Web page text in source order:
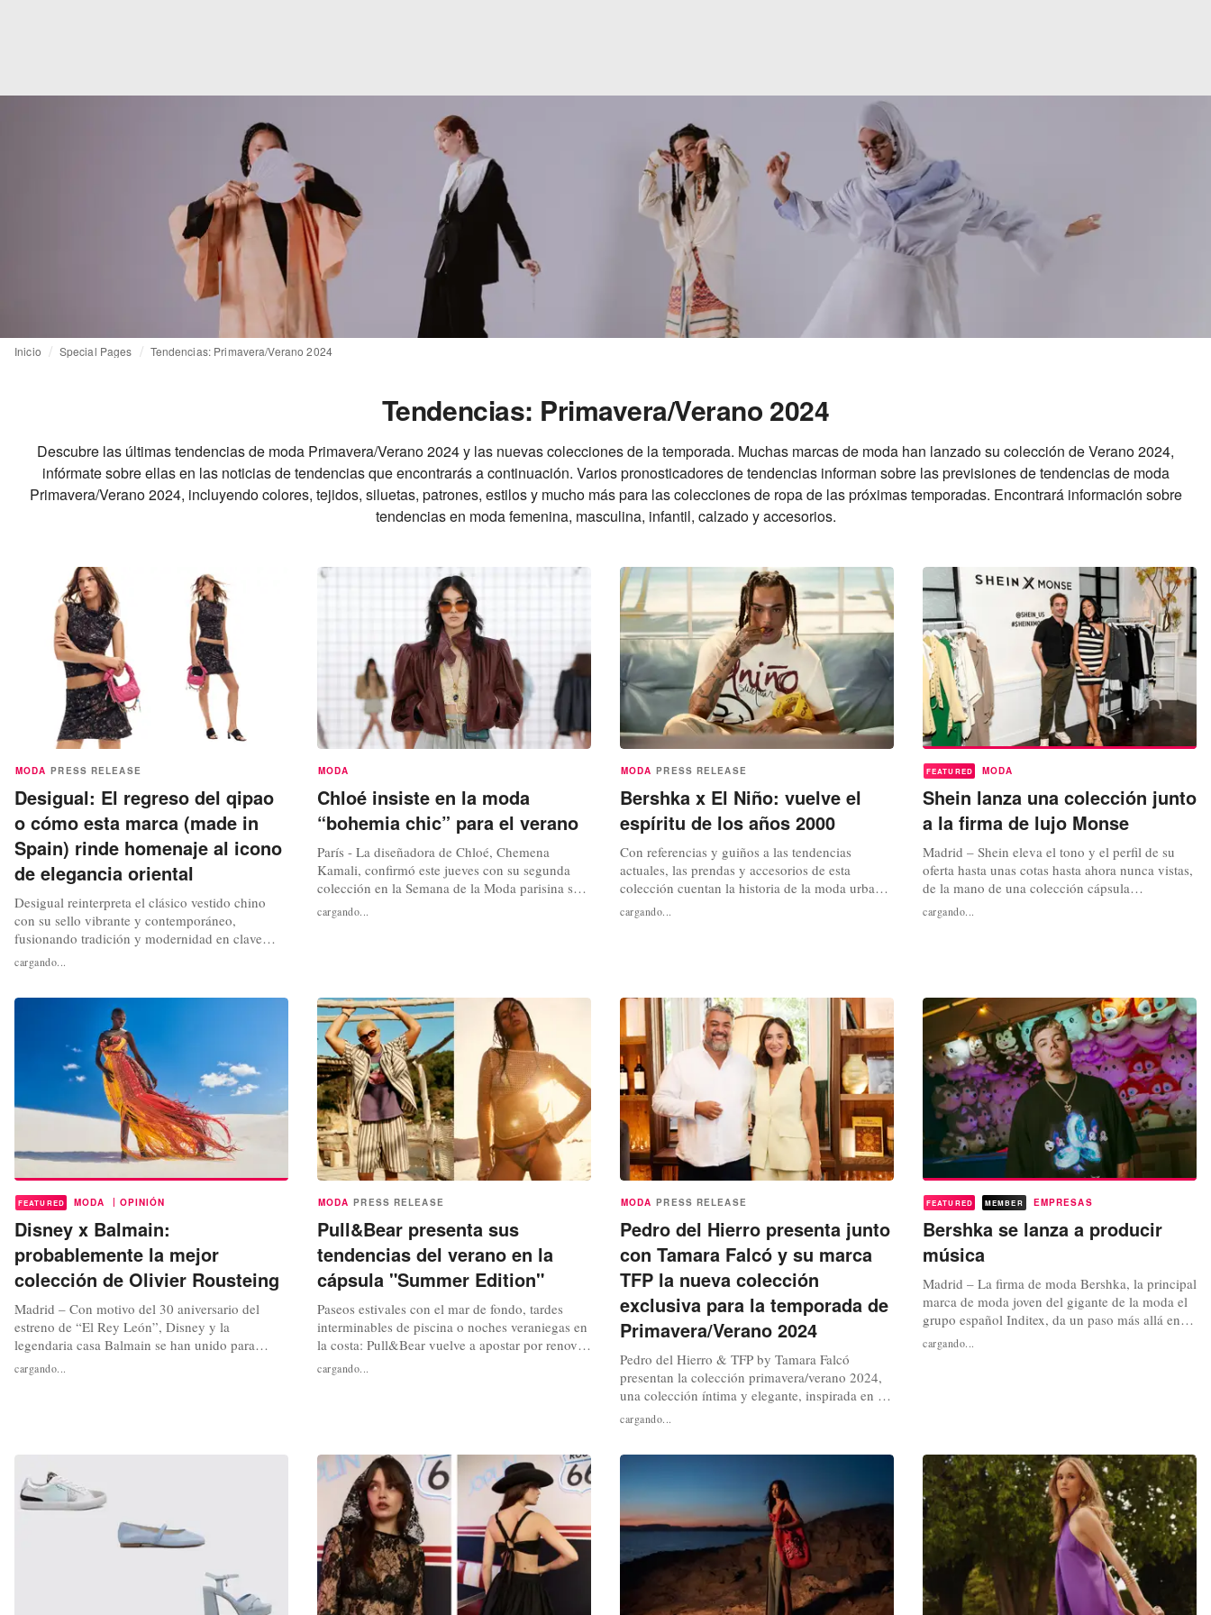
Inicio Special Pages Tendencias: Primavera/Verano 2024
Tendencias: Primavera/Verano 2024
Descubre las últimas tendencias de moda Primavera/Verano 2024 y las nuevas colecciones de la temporada. Muchas marcas de moda han lanzado su colección de Verano 2024,
infórmate sobre ellas en las noticias de tendencias que encontrarás a continuación. Varios pronosticadores de tendencias informan sobre las previsiones de tendencias de moda
Primavera/Verano 2024, incluyendo colores, tejidos, siluetas, patrones, estilos y mucho más para las colecciones de ropa de las próximas temporadas. Encontrará información sobre
tendencias en moda femenina, masculina, infantil, calzado y accesorios.
MODA PRESS RELEASE
Desigual: El regreso del qipao
o cómo esta marca (made in
Spain) rinde homenaje al icono
de elegancia oriental
Desigual reinterpreta el clásico vestido chino
con su sello vibrante y contemporáneo,
fusionando tradición y modernidad en clave
primavera-verano 2026 Hay prendas que,
temporada tras temporada, reaparecen en el
Siluetas que resurgen cuando menos se espera y
que, pese al paso del tiempo, conservan...
cargando...
MODA
Chloé insiste en la moda
“bohemia chic” para el verano
París - La diseñadora de Chloé, Chemena
Kamali, confirmó este jueves con su segunda
colección en la Semana de la Moda parisina su
vuelta a las raíces "bohemia chic" de la marca,
con un desfile fresco y soleado. En Chloé, como
cargando...
MODA PRESS RELEASE
Bershka x El Niño: vuelve el
espíritu de los años 2000
Con referencias y guiños a las tendencias
actuales, las prendas y accesorios de esta
colección cuentan la historia de la moda urbana
y la cultura del surf. Tarifa, 1999. En la
intersección de la rebeldía juvenil y la cultura
cargando...
FEATURED MODA
Shein lanza una colección junto
a la firma de lujo Monse
Madrid – Shein eleva el tono y el perfil de su
oferta hasta unas cotas hasta ahora nunca vistas,
de la mano de una colección cápsula
colaborativa desarrollada para la minorista
digital por la firma de lujo estadounidense
cargando...
FEATURED MODA | OPINIÓN
Disney x Balmain:
probablemente la mejor
colección de Olivier Rousteing
Madrid – Con motivo del 30 aniversario del
estreno de “El Rey León”, Disney y la
legendaria casa Balmain se han unido para
desarrollar una colección cápsula
conmemorativa, producida en edición limitada,
disponibles, se...
cargando...
MODA PRESS RELEASE
Pull&Bear presenta sus
tendencias del verano en la
cápsula "Summer Edition"
Paseos estivales con el mar de fondo, tardes
interminables de piscina o noches veraniegas en
la costa: Pull&Bear vuelve a apostar por renovar
y adaptar las tendencias de la nueva temporada.
En esta ocasión, la marca apuesta por tejidos
cargando...
MODA PRESS RELEASE
Pedro del Hierro presenta junto
con Tamara Falcó y su marca
TFP la nueva colección
exclusiva para la temporada de
Primavera/Verano 2024
Pedro del Hierro & TFP by Tamara Falcó
presentan la colección primavera/verano 2024,
una colección íntima y elegante, inspirada en el
viaje de novios de Tamara Falcó junto a su
marido, Íñigo Onieva. Entre las propuestas de
Una nueva propuesta diseñada...
cargando...
FEATURED MEMBER EMPRESAS
Bershka se lanza a producir
música
Madrid – La firma de moda Bershka, la principal
marca de moda joven del gigante de la moda el
grupo español Inditex, da un paso más allá en
sus aproximaciones hacia el mundo de la
música, y se lanza a producir sus primeros
cargando...